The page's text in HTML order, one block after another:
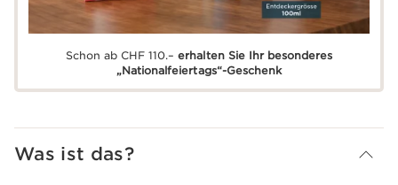
Schon ab CHF 110.–erhalten Sie Ihr besonderes
„Nationalfeiertags“-Geschenk
Was ist das?